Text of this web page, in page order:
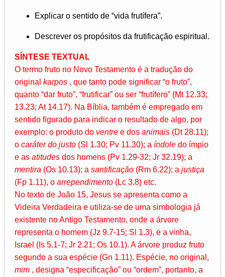
Explicar o sentido de “vida frutífera”.
Descrever os propósitos da frutificação espiritual.
SÍNTESE TEXTUAL
O termo fruto no Novo Testamento é a tradução do
original karpos , que tanto pode significar “o fruto”,
quanto “dar fruto”, “frutificar” ou ser “frutífero” (Mt 12.33;
13.23; At 14.17). Na Bíblia, também é empregado em
sentido figurado para indicar o resultado de algo, por
exemplo: o produto do ventre e dos animais (Dt 28.11);
o caráter do justo (Sl 1.30; Pv 11.30); a índole do ímpio
e as atitudes dos homens (Pv 1.29-32; Jr 32.19); a
mentira (Os 10.13); a santificação (Rm 6.22); a justiça
(Fp 1.11), o arrependimento (Lc 3.8) etc.
No texto de João 15, Jesus se apresenta como a
Videira Verdadeira e utiliza-se de uma simbologia já
existente no Antigo Testamento, onde a árvore
representa o homem (Jz 9.7-15; Sl 1.3), e a vinha,
Israel (Is 5.1-7; Jr 2.21; Os 10.1). A árvore produz fruto
segundo a sua espécie (Gn 1.11). Espécie, no original,
mim , designa “especificação” ou “ordem”, portanto, a